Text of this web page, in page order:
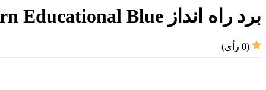
برد راه انداز MicroModern Educational Blue
(
0 رأی)